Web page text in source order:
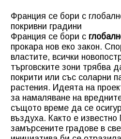
Франция се бори с
покривни градини
Франция се бори с
прокара нов еко закон.
властите, всички
търговските зони трябва
покрити или със соларни
растения. Идеята на
за намаляване на
същото време да се
въздуха. Както е
замърсените градове в